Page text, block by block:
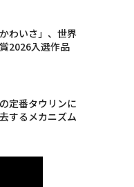
わいさ」、世界
2026入選作品
定番タウリンに
するメカニズム